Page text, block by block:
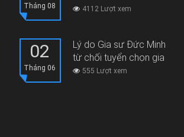
Tháng 08 4112 Lượt xem
02
Tháng 06
Lý do Gia sư Đức Minh
từ chối tuyển chọn gia
sư thi hộ, gian lận thi cử
555 Lượt xem